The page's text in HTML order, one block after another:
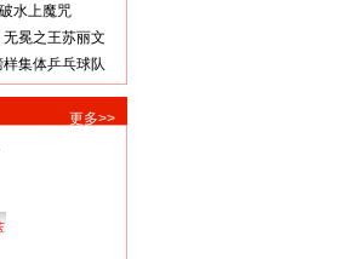
水上魔咒
冕之王苏丽文
集体乒乓球队
更多>>